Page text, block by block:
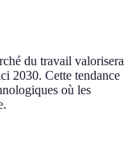
du travail valorisera
2030. Cette tendance
où les